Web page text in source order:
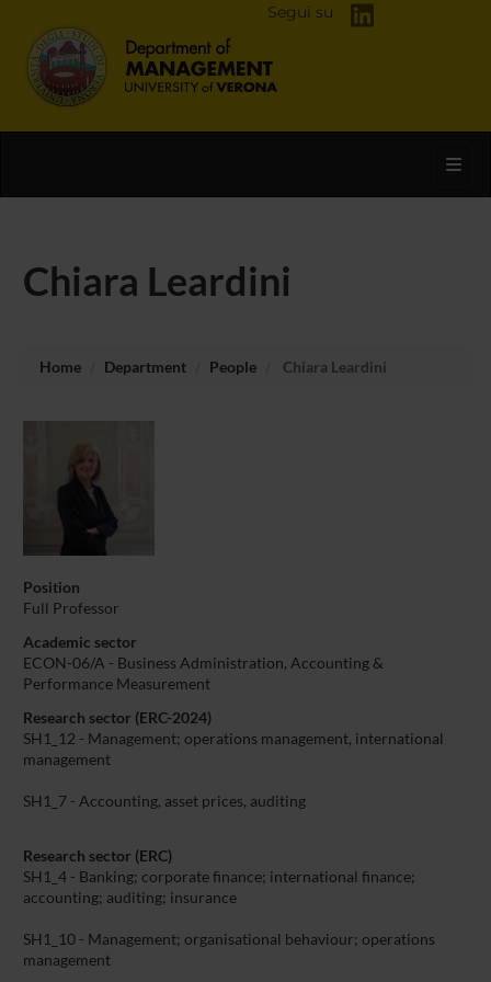
Segui su
Chiara Leardini
Home Department People Chiara Leardini
Position
Full Professor
Academic sector
ECON-06/A - Business Administration, Accounting &
Performance Measurement
Research sector (ERC-2024)
SH1_12 - Management; operations management, international
management
SH1_7 - Accounting, asset prices, auditing
Research sector (ERC)
SH1_4 - Banking; corporate finance; international finance;
accounting; auditing; insurance
SH1_10 - Management; organisational behaviour; operations
management